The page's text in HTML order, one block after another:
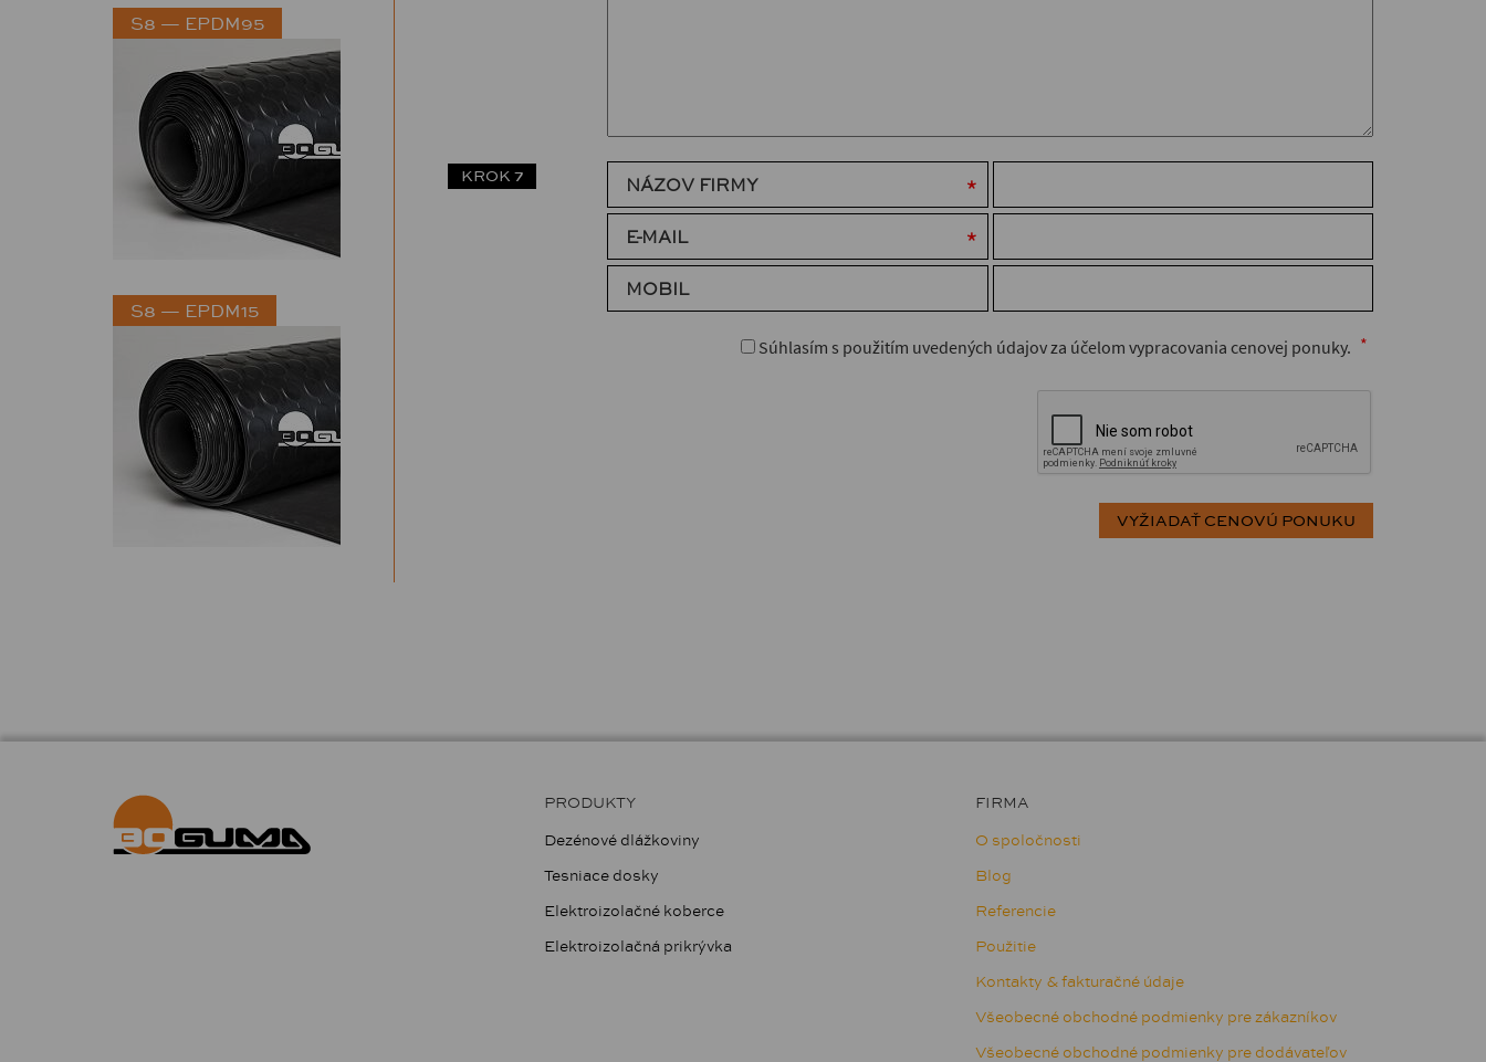
S8 — EPDM95
S8 — EPDM15
KROK 7 NÁZOV FIRMY
E-MAIL
MOBIL
Súhlasím s použitím uvedených údajov za účelom vypracovania cenovej ponuky.
PRODUKTY
Dezénové dlážkoviny
Tesniace dosky
Elektroizolačné koberce
Elektroizolačná prikrývka
FIRMA
O spoločnosti
Blog
Referencie
Použitie
Kontakty & fakturačné údaje
Všeobecné obchodné podmienky pre zákazníkov
Všeobecné obchodné podmienky pre dodávateľov